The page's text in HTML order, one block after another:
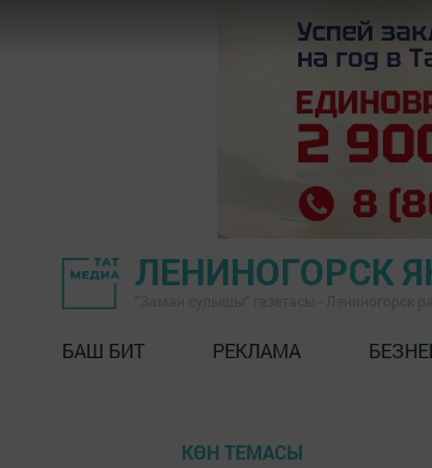
ЛЕНИНОГОРСК
БАШ БИТ РЕКЛАМА
КӨН ТЕМАСЫ